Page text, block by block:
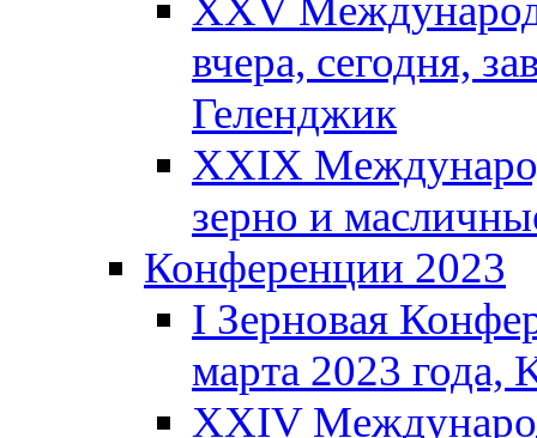
XXV
вчера, сегодня,
Геленджик
XXIX
зерно и
Конференции 2023
I Зерновая
марта 2023 года,
XXIV